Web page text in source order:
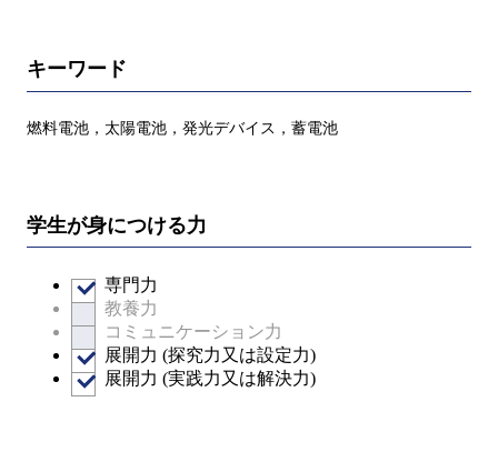
キーワード
燃料電池，太陽電池，発光デバイス，蓄電池
学生が身につける力
専門力
教養力
コミュニケーション力
展開力 (探究力又は設定力)
展開力 (実践力又は解決力)